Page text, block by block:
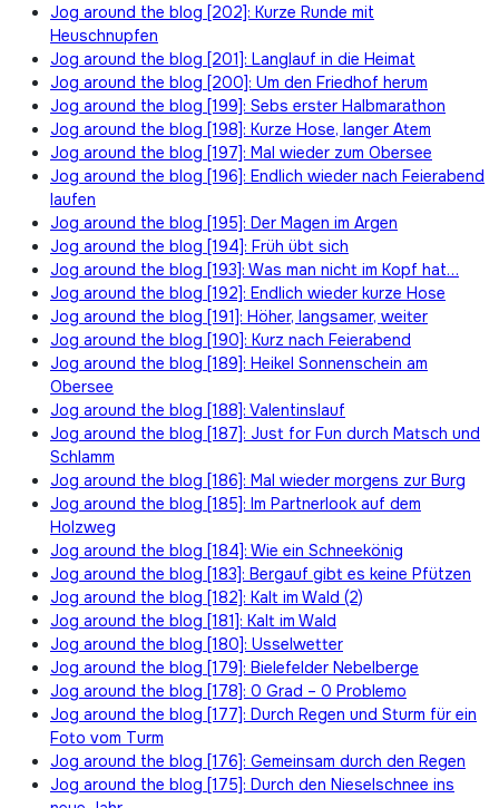
Jog around the blog [202]: Kurze Runde mit
Heuschnupfen
Jog around the blog [201]: Langlauf in die Heimat
Jog around the blog [200]: Um den Friedhof herum
Jog around the blog [199]: Sebs erster Halbmarathon
Jog around the blog [198]: Kurze Hose, langer Atem
Jog around the blog [197]: Mal wieder zum Obersee
Jog around the blog [196]: Endlich wieder nach Feierabend
laufen
Jog around the blog [195]: Der Magen im Argen
Jog around the blog [194]: Früh übt sich
Jog around the blog [193]: Was man nicht im Kopf hat…
Jog around the blog [192]: Endlich wieder kurze Hose
Jog around the blog [191]: Höher, langsamer, weiter
Jog around the blog [190]: Kurz nach Feierabend
Jog around the blog [189]: Heikel Sonnenschein am
Obersee
Jog around the blog [188]: Valentinslauf
Jog around the blog [187]: Just for Fun durch Matsch und
Schlamm
Jog around the blog [186]: Mal wieder morgens zur Burg
Jog around the blog [185]: Im Partnerlook auf dem
Holzweg
Jog around the blog [184]: Wie ein Schneekönig
Jog around the blog [183]: Bergauf gibt es keine Pfützen
Jog around the blog [182]: Kalt im Wald (2)
Jog around the blog [181]: Kalt im Wald
Jog around the blog [180]: Usselwetter
Jog around the blog [179]: Bielefelder Nebelberge
Jog around the blog [178]: 0 Grad – 0 Problemo
Jog around the blog [177]: Durch Regen und Sturm für ein
Foto vom Turm
Jog around the blog [176]: Gemeinsam durch den Regen
Jog around the blog [175]: Durch den Nieselschnee ins